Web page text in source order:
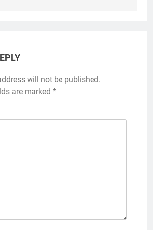
will not be published.
are marked *